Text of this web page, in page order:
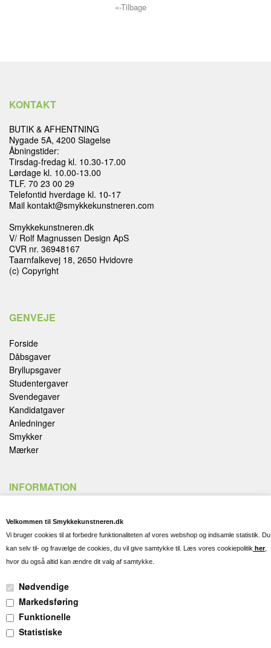
Velkommen til Smykkekunstneren.dk
Vi bruger cookies til at forbedre funktionaliteten af vores webshop og indsamle statistik. Du
kan selv til- og fravælge de cookies, du vil give samtykke til. Læs vores cookiepolitik her,
hvor du også altid kan ændre dit valg af samtykke.
Nødvendige
Markedsføring
Funktionelle
Statistiske
«-Tilbage
KONTAKT
BUTIK & AFHENTNING
Nygade 5A, 4200 Slagelse
Åbningstider:
Tirsdag-fredag kl. 10.30-17.00
Lørdage kl. 10.00-13.00
TLF. 70 23 00 29
Telefontid hverdage kl. 10-17
Mail kontakt@smykkekunstneren.com
Smykkekunstneren.dk
V/ Rolf Magnussen Design ApS
CVR nr. 36948167
Taarnfalkevej 18, 2650 Hvidovre
(c) Copyright
GENVEJE
Forside
Dåbsgaver
Bryllupsgaver
Studentergaver
Svendegaver
Kandidatgaver
Anledninger
Smykker
Mærker
INFORMATION
Fortryd køb
Fragt, Levering og Afhentning
Kontakt og Spørgsmål
Gravering
Cookies
Pleje af dine smykker
Søgning